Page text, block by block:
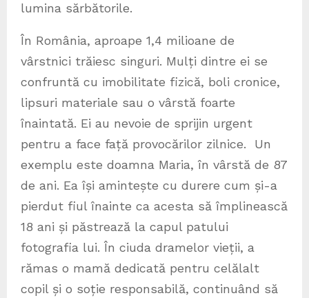
lumina sărbătorile.
În România, aproape 1,4 milioane de
vârstnici trăiesc singuri. Mulți dintre ei se
confruntă cu imobilitate fizică, boli cronice,
lipsuri materiale sau o vârstă foarte
înaintată. Ei au nevoie de sprijin urgent
pentru a face față provocărilor zilnice. Un
exemplu este doamna Maria, în vârstă de 87
de ani. Ea își amintește cu durere cum și-a
pierdut fiul înainte ca acesta să împlinească
18 ani și păstrează la capul patului
fotografia lui. În ciuda dramelor vieții, a
rămas o mamă dedicată pentru celălalt
copil și o soție responsabilă, continuând să